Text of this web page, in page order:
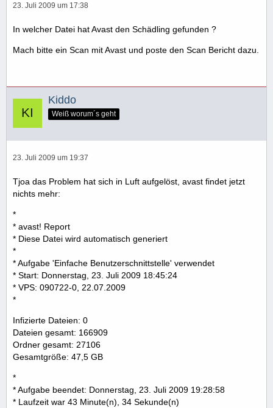
23. Juli 2009 um 17:38
In welcher Datei hat Avast den Schädling gefunden ?
Mach bitte ein Scan mit Avast und poste den Scan Bericht dazu.
Kiddo
Weiß worum´s geht
23. Juli 2009 um 19:37
Tjoa das Problem hat sich in Luft aufgelöst, avast findet jetzt
nichts mehr:
*
* avast! Report
* Diese Datei wird automatisch generiert
*
* Aufgabe 'Einfache Benutzerschnittstelle' verwendet
* Start: Donnerstag, 23. Juli 2009 18:45:24
* VPS: 090722-0, 22.07.2009
*
Infizierte Dateien: 0
Dateien gesamt: 166909
Ordner gesamt: 27106
Gesamtgröße: 47,5 GB
*
* Aufgabe beendet: Donnerstag, 23. Juli 2009 19:28:58
* Laufzeit war 43 Minute(n), 34 Sekunde(n)